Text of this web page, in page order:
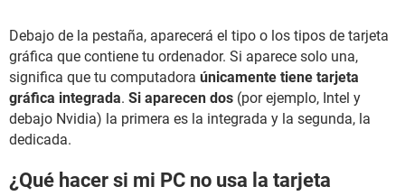
Debajo de la pestaña, aparecerá el tipo o los tipos de tarjeta
gráfica que contiene tu ordenador. Si aparece solo una,
significa que tu computadora únicamente tiene tarjeta
gráfica integrada. Si aparecen dos (por ejemplo, Intel y
debajo Nvidia) la primera es la integrada y la segunda, la
dedicada.
¿Qué hacer si mi PC no usa la tarjeta